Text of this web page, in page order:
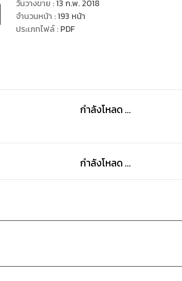
วันวางขาย :13 ก.พ. 2018
จำนวนหน้า :193 หน้า
ประเภทไฟล์: PDF
กำลังโหลด ...
กำลังโหลด ...